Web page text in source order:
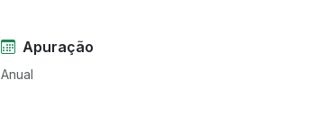
Apuração
Anual